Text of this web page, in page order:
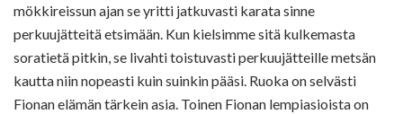
mökkireissun ajan se yritti jatkuvasti karata sinne
perkuujätteitä etsimään. Kun kielsimme sitä kulkemasta
soratietä pitkin, se livahti toistuvasti perkuujätteille metsän
kautta niin nopeasti kuin suinkin pääsi. Ruoka on selvästi
Fionan elämän tärkein asia. Toinen Fionan lempiasioista on